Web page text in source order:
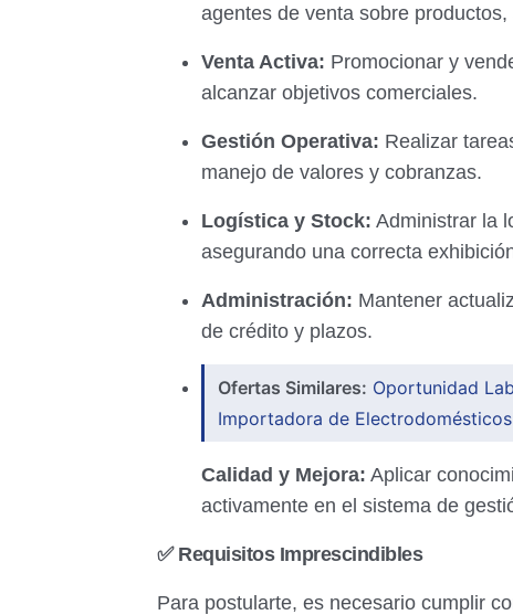
agentes de venta sobre
Venta Activa: Promocionar y
alcanzar objetivos comerciales.
Gestión Operativa: Realizar
manejo de valores y cobranzas.
Logística y Stock: Administrar la
asegurando una correcta
Administración: Mantener
de crédito y plazos.
Ofertas Similares: Oportunidad
Importadora de Electrodomésticos
Calidad y Mejora: Aplicar
activamente en el sistema de
✅ Requisitos Imprescindibles
Para postularte, es necesario cumplir